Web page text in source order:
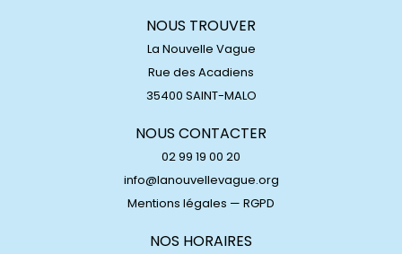
NOUS TROUVER
La Nouvelle Vague
Rue des Acadiens
35400 SAINT-MALO
NOUS CONTACTER
02 99 19 00 20
info@lanouvellevague.org
Mentions légales — RGPD
NOS HORAIRES